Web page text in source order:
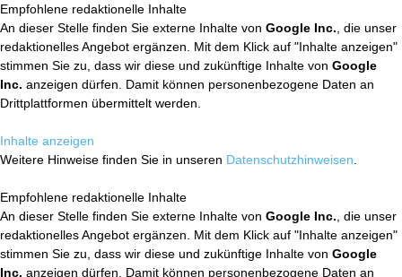
Empfohlene redaktionelle Inhalte
An dieser Stelle finden Sie externe Inhalte von Google Inc. , die unser
redaktionelles Angebot ergänzen. Mit dem Klick auf "Inhalte anzeigen"
stimmen Sie zu, dass wir diese und zukünftige Inhalte von Google
Inc. anzeigen dürfen. Damit können personenbezogene Daten an
Drittplattformen übermittelt werden.
Inhalte anzeigen
Weitere Hinweise finden Sie in unseren Datenschutzhinweisen
Empfohlene redaktionelle Inhalte
An dieser Stelle finden Sie externe Inhalte von Google Inc. , die unser
redaktionelles Angebot ergänzen. Mit dem Klick auf "Inhalte anzeigen"
stimmen Sie zu, dass wir diese und zukünftige Inhalte von Google
Inc. anzeigen dürfen. Damit können personenbezogene Daten an